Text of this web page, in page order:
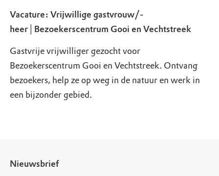
Vacature: Vrijwillige gastvrouw/-
heer│Bezoekerscentrum Gooi en Vechtstreek
Gastvrije vrijwilliger gezocht voor
Bezoekerscentrum Gooi en Vechtstreek. Ontvang
bezoekers, help ze op weg in de natuur en werk in
een bijzonder gebied.
Nieuwsbrief